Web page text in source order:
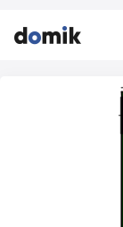


